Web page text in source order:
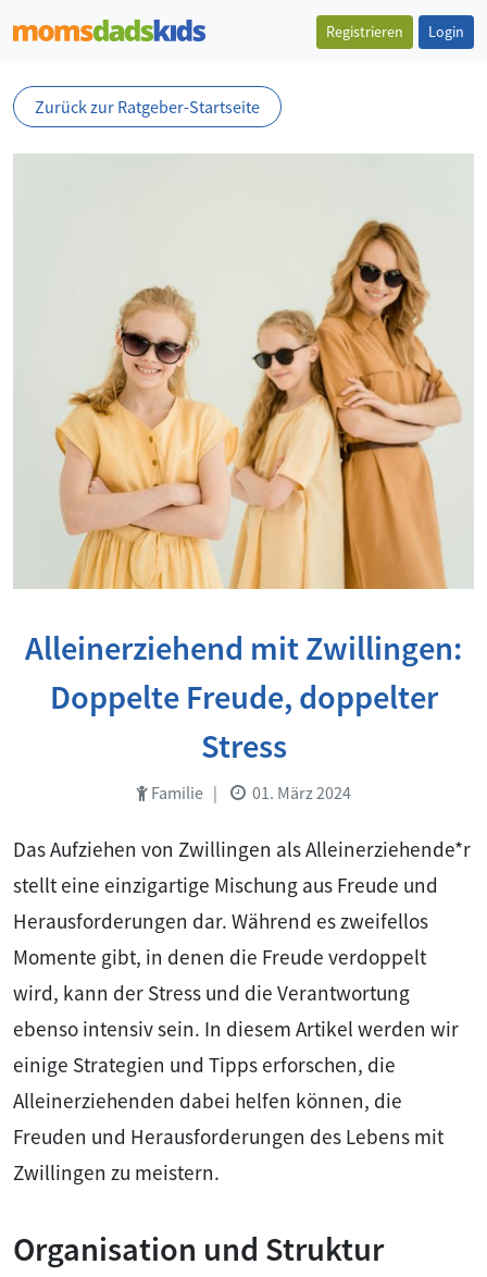
Registrieren Login
Zurück zur Ratgeber-Startseite
Alleinerziehend mit Zwillingen:
Doppelte Freude, doppelter
Stress
Familie | 01. März 2024
Das Aufziehen von Zwillingen als Alleinerziehende*r
stellt eine einzigartige Mischung aus Freude und
Herausforderungen dar. Während es zweifellos
Momente gibt, in denen die Freude verdoppelt
wird, kann der Stress und die Verantwortung
ebenso intensiv sein. In diesem Artikel werden wir
einige Strategien und Tipps erforschen, die
Alleinerziehenden dabei helfen können, die
Freuden und Herausforderungen des Lebens mit
Zwillingen zu meistern.
Organisation und Struktur